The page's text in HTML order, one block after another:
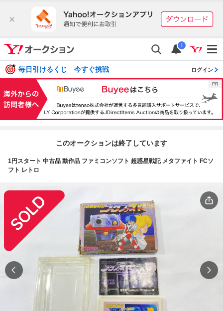
i
毎日引けるくじ 今すぐ挑戦 ログイン
このオークションは終了しています
1円スタート 中古品 動作品 ファミコンソフト 超惑星戦記 メタファイト FCソ
フト レトロ